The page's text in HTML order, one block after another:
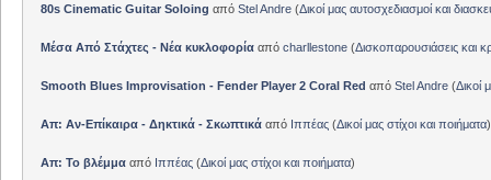
80s Cinematic Guitar Soloing από Stel Andre(Δικοί μας αυτοσχεδιασμοί και
Μέσα Από Στάχτες - Νέα κυκλοφορίααπό charllestone(Δισκοπαρουσιάσεις και
Smooth Blues Improvisation - Fender Player 2 Coral Red από Stel Andre(Δικοί
Απ: Αν-Επίκαιρα - Δηκτικά - Σκωπτικά από Ιππέας(Δικοί μας στίχοι και ποιήματα)
Απ: Το βλέμμα από Ιππέας(Δικοί μας στίχοι και ποιήματα)